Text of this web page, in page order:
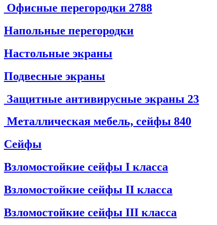
Офисные перегородки 2788
Напольные перегородки
Настольные экраны
Подвесные экраны
Защитные антивирусные экраны 23
Металлическая мебель, сейфы 840
Сейфы
Взломостойкие сейфы I класса
Взломостойкие сейфы II класса
Взломостойкие сейфы III класса